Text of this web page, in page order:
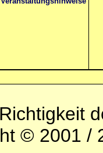
© 2001 /